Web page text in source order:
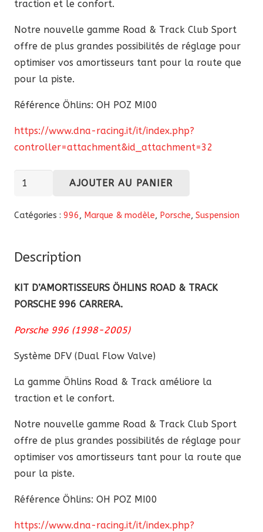
traction et le confort.
Notre nouvelle gamme Road & Track Club Sport
offre de plus grandes possibilités de réglage pour
optimiser vos amortisseurs tant pour la route que
pour la piste.
Référence Öhlins: OH POZ MI00
https://www.dna-racing.it/it/index.php?
controller=attachment&id_attachment=32
quantité
Kit
Road
Track
Porsche
996
AJOUTER AU PANIER
Catégories : 996, Marque & modèle, Porsche, Suspension
Description
KIT D’AMORTISSEURS ÖHLINS ROAD & TRACK
PORSCHE 996 CARRERA.
Porsche 996 (1998-2005)
Système DFV (Dual Flow Valve)
La gamme Öhlins Road & Track améliore la
traction et le confort.
Notre nouvelle gamme Road & Track Club Sport
offre de plus grandes possibilités de réglage pour
optimiser vos amortisseurs tant pour la route que
pour la piste.
Référence Öhlins: OH POZ MI00
https://www.dna-racing.it/it/index.php?